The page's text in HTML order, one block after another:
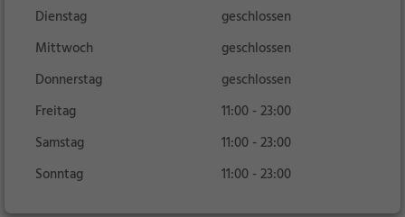
Dienstag
geschlossen
Mittwoch
geschlossen
Donnerstag
geschlossen
Freitag
11:00 - 23:00
Samstag
11:00 - 23:00
Sonntag
11:00 - 23:00